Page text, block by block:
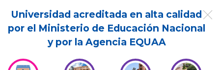
Universidad acreditada en alta calidad
por el Ministerio de Educación Nacional
y por la Agencia EQUAA